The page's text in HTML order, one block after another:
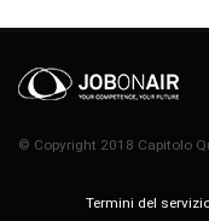
© Copyright 2018 Capitolo
Termini del